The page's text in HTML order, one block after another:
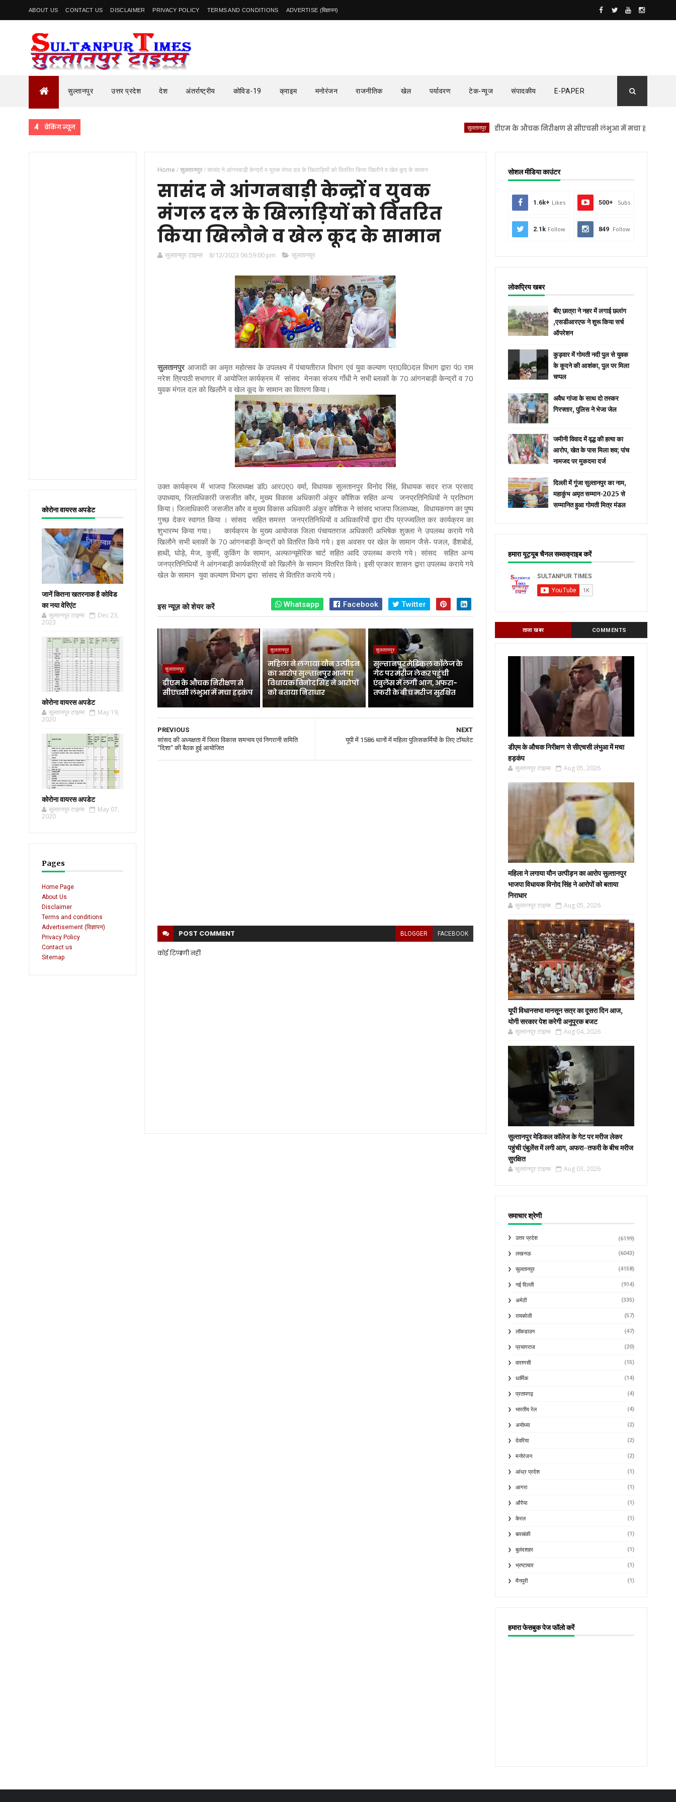
ABOUT US CONTACT US DISCLAIMER PRIVACY POLICY TERMS AND CONDITIONS ADVERTISE (विज्ञापन)
सुल्तानपुर उत्तर प्रदेश देश अंतर्राष्ट्रीय कोविड-19 क्राइम मनोरंजन राजनीतिक खेल पर्यावरण टेक-न्यूज संपादकीय E-PAPER
ब्रेकिंग न्यूज डीएम के औचक निरीक्षण से सीएचसी लंभुआ में मचा हड़कंप
कोरोना वायरस अपडेट
जानें कितना खतरनाक है कोविड
का नया वेरिएंट
सुल्तानपुर टाइम्स
Dec 23,
2023
कोरोना वायरस अपडेट
सुल्तानपुर टाइम्स
May 19,
2020
कोरोना वायरस अपडेट
सुल्तानपुर टाइम्स
May 07,
2020
Pages
Home Page
About Us
Disclaimer
Terms and conditions
Advertisement (विज्ञापन)
Privacy Policy
Contact us
Sitemap
Home /सुलतानपुर/सासंद ने आंगनबाड़ी केन्द्रों व युवक मंगल दल के खिलाड़ियों को वितरित किया खिलौने व खेल कूद के सामान
सासंद ने आंगनबाड़ी केन्द्रों व युवक
मंगल दल के खिलाड़ियों को वितरित
किया खिलौने व खेल कूद के सामान
सुल्तानपुर टाइम्स 8/12/2023 06:59:00 pm सुलतानपुर
सुलतानपुरआजादी का अमृत महोत्सव के उपलक्ष्य में पंचायतीराज विभाग एवं युवा कल्याण प्रा0वि0दल विभाग द्वारा पं0 राम
नरेश त्रिपाठी सभागार में आयोजित कार्यक्रम में सांसद मेनका संजय गाँधी ने सभी ब्लाकों के 70 आंगनबाड़ी केन्द्रों व 70
युवक मंगल दल को खिलौने व खेल कूद के सामान का वितरण किया।
उक्त कार्यक्रम में भाजपा जिलाध्यक्ष डाॅ0 आर0ए0 वर्मा, विधायक सुलतानपुर विनोद सिंह, विधायक सदर राज प्रसाद
उपाध्याय, जिलाधिकारी जसजीत कौर, मुख्य विकास अधिकारी अंकुर कौशिक सहित अन्य जनप्रतिनिधियों ने प्रतिभाग
किया। जिलाधिकारी जसजीत कौर व मुख्य विकास अधिकारी अंकुर कौशिक ने सांसद भाजपा जिलाध्यक्ष, विधायकगण का पुष्प
गुच्छ देकर स्वागत किया । सांसद सहित समस्त जनप्रतिनिधियों व अधिकारियों द्वारा दीप प्रज्ज्वलित कर कार्यक्रम का
शुभारम्भ किया गया। कार्यक्रम के मुख्य आयोजक जिला पंचायतराज अधिकारी अभिषेक शुक्ला ने उपलब्ध कराये गये
खिलौने सभी ब्लाकों के 70 आंगनबाड़ी केन्द्रों को वितरित किये गये। इस अवसर पर खेल के सामान जैसे- पजल, डैशबोर्ड,
हाथी, घोड़े, मेज, कुर्सी, कुकिंग के सामान, अल्फान्यूमेरिक चार्ट सहित आदि उपलब्ध कराये गये। सांसद सहित अन्य
जनप्रतिनिधियों ने आंगनबाड़ी कार्यकत्रियों को खिलौने के सामान वितरित किये। इसी प्रकार शासन द्वारा उपलब्ध कराये गये
खेल के सामान युवा कल्याण विभाग द्वारा सांसद से वितरित कराये गये।
इस न्यूज़ को शेयर करें Whatsapp Facebook Twitter
सुलतानपुर
डीएम के औचक निरीक्षण से
सीएचसी लंभुआ में मचा हड़कंप
सुलतानपुर
महिला ने लगाया यौन उत्पीड़न
का आरोप सुल्तानपुर भाजपा
विधायक विनोद सिंह ने आरोपों
को बताया निराधार
सुलतानपुर
सुल्तानपुर मेडिकल कॉलेज के
गेट पर मरीज लेकर पहुंची
एंबुलेंस में लगी आग, अफरा-
तफरी के बीच मरीज सुरक्षित
NEXT
यूपी में 1586 थानों में महिला पुलिसकर्मियों के लिए टॉयलेट
PREVIOUS
सांसद की अध्यक्षता में जिला विकास समन्वय एवं निगरानी समिति
‘‘दिशा‘‘ की बैठक हुई आयोजित
POST COMMENT BLOGGER FACEBOOK
कोई टिप्पणी नहीं
सोशल मीडिया काउंटर
1.6k+ Likes 500+ Subs
2.1k Follow 849 Follow
लोकप्रिय खबर
बीए छात्रा ने नहर में लगाई छलांग
,एसडीआरएफ ने शुरू किया सर्च
ऑपरेशन
कुड़वार में गोमती नदी पुल से युवक
के कूदने की आशंका, पुल पर मिला
चप्पल
अवैध गांजा के साथ दो तस्कर
गिरफ्तार, पुलिस ने भेजा जेल
जमीनी विवाद में वृद्ध की हत्या का
आरोप, खेत के पास मिला शव; पांच
नामजद पर मुकदमा दर्ज
दिल्ली में गूंजा सुल्तानपुर का नाम,
महाकुंभ अमृत सम्मान-2025 से
सम्मानित हुआ गोमती मित्र मंडल
हमारा यूट्यूब चैनल सब्सक्राइब करें
ताजा खबर COMMENTS
डीएम के औचक निरीक्षण से सीएचसी लंभुआ में मचा
हड़कंप
सुल्तानपुर टाइम्स Aug 05, 2026
महिला ने लगाया यौन उत्पीड़न का आरोप सुल्तानपुर
भाजपा विधायक विनोद सिंह ने आरोपों को बताया
निराधार
सुल्तानपुर टाइम्स Aug 05, 2026
यूपी विधानसभा मानसून सत्र का दूसरा दिन आज,
योगी सरकार पेश करेगी अनुपूरक बजट
सुल्तानपुर टाइम्स Aug 04, 2026
सुल्तानपुर मेडिकल कॉलेज के गेट पर मरीज लेकर
पहुंची एंबुलेंस में लगी आग, अफरा-तफरी के बीच मरीज
सुरक्षित
सुल्तानपुर टाइम्स Aug 03, 2026
समाचार श्रेणी
उत्तर प्रदेश (6199)
लखनऊ (6043)
सुलतानपुर (4158)
नई दिल्ली (914)
अमेठी (335)
रायबरेली (57)
लॉकडाउन (47)
प्रयागराज (20)
वाराणसी (15)
धार्मिक (14)
प्रतापगढ़ (4)
भारतीय रेल (4)
अयोध्या (2)
देवरिया (2)
मनोरंजन (2)
आंध्र प्रदेश (1)
आगरा (1)
औरैया (1)
केरल (1)
बाराबंकी (1)
बुलंदशहर (1)
भ्रष्टाचार (1)
मैनपुरी (1)
हमारा फेसबुक पेज फॉलो करें